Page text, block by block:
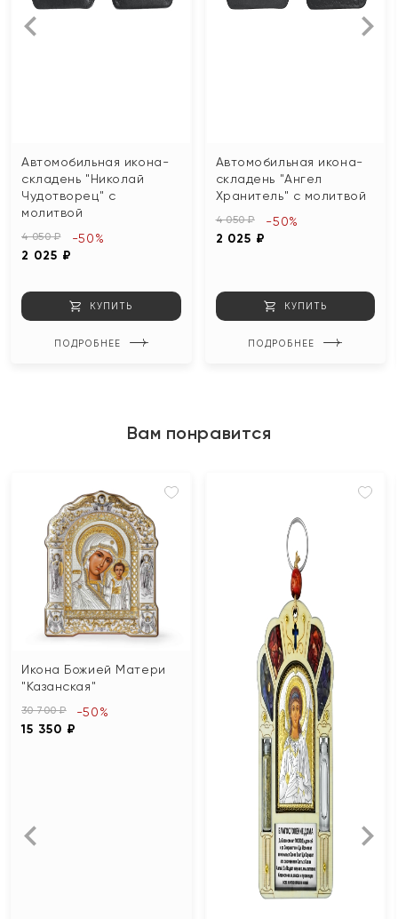
Автомобильная икона-
складень "Николай
Чудотворец" с
молитвой
4 050 ₽
2 025 ₽
-50%
КУПИТЬ
ПОДРОБНЕЕ
Автомобильная икона-
складень "Ангел
Хранитель" с молитвой
4 050 ₽
2 025 ₽
-50%
КУПИТЬ
ПОДРОБНЕЕ
Вам понравится
Икона Божией Матери
"Казанская"
30 700 ₽
15 350 ₽
-50%